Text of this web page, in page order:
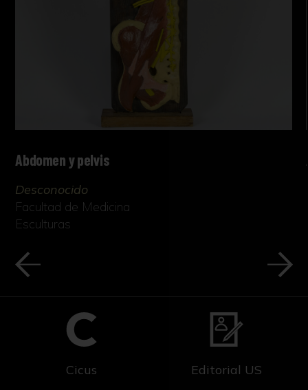
Abdomen y pelvis
Desconocido
Facultad de Medicina
Esculturas
Cicus Editorial US